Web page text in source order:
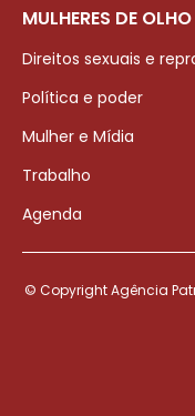
MULHERES DE OLHO
Direitos sexuais e
Política e poder
Mulher e Mídia
Trabalho
Agenda
© Copyright Agência